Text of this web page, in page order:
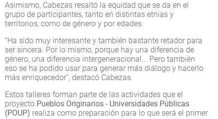
Asimismo, Cabezas resaltó la equidad que se da en el
grupo de participantes, tanto en distintas etnias y
territorios, como de género y por edades.
“Ha sido muy interesante y también bastante retador para
ser sincera. Por lo mismo, porque hay una diferencia de
género, una diferencia intergeneracional... Pero también
eso se ha podido usar para generar más diálogo y hacerlo
más enriquecedor”, destacó Cabezas.
Estos talleres forman parte de las actividades que el
proyecto Pueblos Originarios - Universidades Públicas
(POUP) realiza como preparación para lo que será el primer